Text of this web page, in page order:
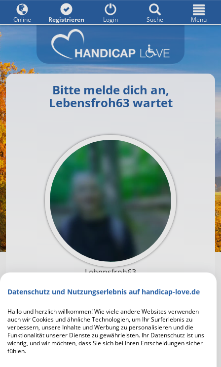
Datenschutz und Nutzungserlebnis auf handicap-love.de
Hallo und herzlich willkommen! Wie viele andere Websites verwenden
auch wir Cookies und ähnliche Technologien, um Ihr Surferlebnis zu
verbessern, unsere Inhalte und Werbung zu personalisieren und die
Funktionalität unserer Dienste zu gewährleisten. Ihr Datenschutz ist uns
wichtig, und wir möchten, dass Sie sich bei Ihren Entscheidungen sicher
fühlen.
Bitte melde dich an,
Lebensfroh63 wartet
Lebensfroh63
Um mit Lebensfroh63 in Kontakt zu treten und die
Profilfotos scharf zu sehen, musst du dich zuerst
registrieren. Die Anmeldung geht schnell und ist
unverbindlich und kostenlos.
Online Registrieren Login Suche Menü